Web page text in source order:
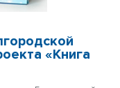
«Книга